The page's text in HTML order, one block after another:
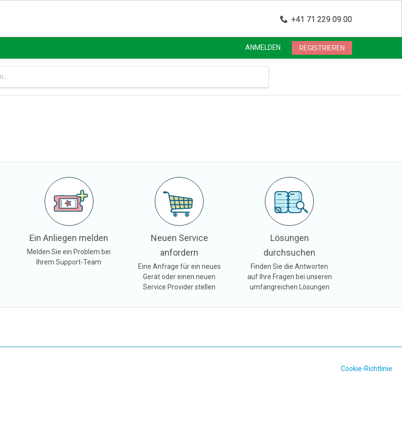
+41 71 229 09 00
ANMELDEN REGISTRIEREN
Ein Anliegen melden
Melden Sie ein Problem bei
Ihrem Support-Team
Neuen Service
anfordern
Eine Anfrage für ein neues
Gerät oder einen neuen
Service Provider stellen
Lösungen
durchsuchen
Finden Sie die Antworten
auf Ihre Fragen bei unseren
umfangreichen Lösungen
Cookie-Richtlinie